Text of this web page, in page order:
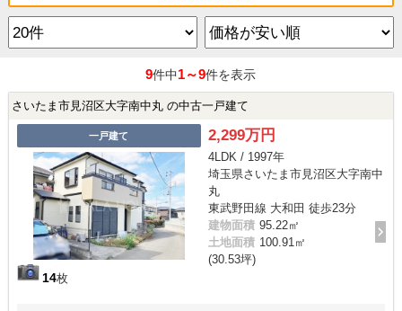
9件中1～9件を表示
さいたま市見沼区大字南中丸 の中古一戸建て
一戸建て
14枚
2,299万円
4LDK / 1997年
埼玉県さいたま市見沼区大字南中
丸
東武野田線 大和田 徒歩23分
建物面積 95.22㎡
土地面積 100.91㎡
(30.53坪)